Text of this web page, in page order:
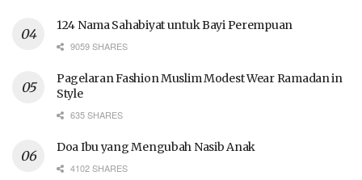
124 Nama Sahabiyat untuk Bayi Perempuan
9059 SHARES
Pagelaran Fashion Muslim Modest Wear Ramadan in
Style
635 SHARES
Doa Ibu yang Mengubah Nasib Anak
4102 SHARES